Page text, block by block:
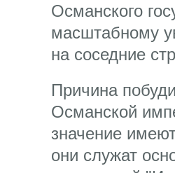
Османского
масштабному
на соседние
Причина
Османской
значение
они служат